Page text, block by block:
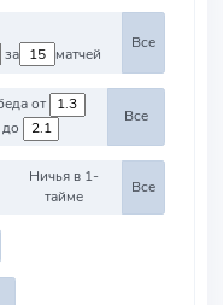
за
матчей
Все
Победа от
до
Все
Ничья в 1-
тайме
Все